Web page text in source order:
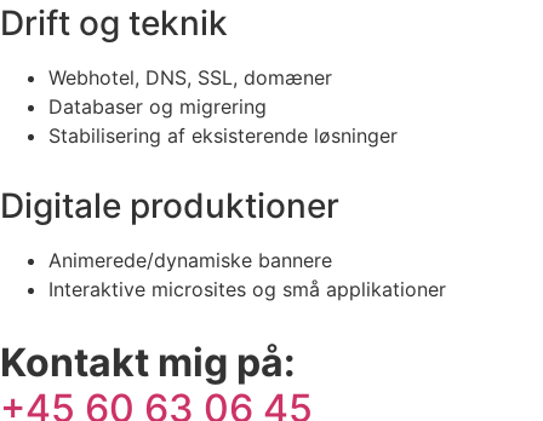
Drift og teknik
Webhotel, DNS, SSL, domæner
Databaser og migrering
Stabilisering af eksisterende løsninger
Digitale produktioner
Animerede/dynamiske bannere
Interaktive microsites og små applikationer
Kontakt mig på:
+45 60 63 06 45